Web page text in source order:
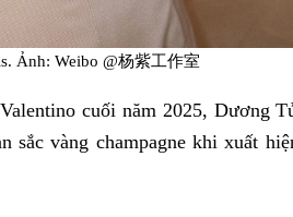
Ảnh: Weibo @杨紫工作室
cuối năm 2025, Dương
sắc vàng champagne khi xuất